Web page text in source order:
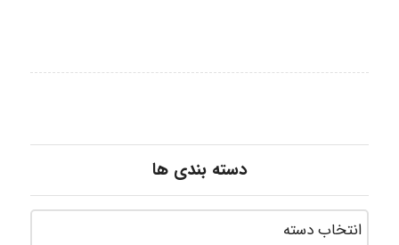
دسته بندی ها